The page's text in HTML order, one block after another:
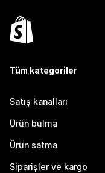
Tüm kategoriler
Satış kanalları
Ürün bulma
Ürün satma
Siparişler ve kargo